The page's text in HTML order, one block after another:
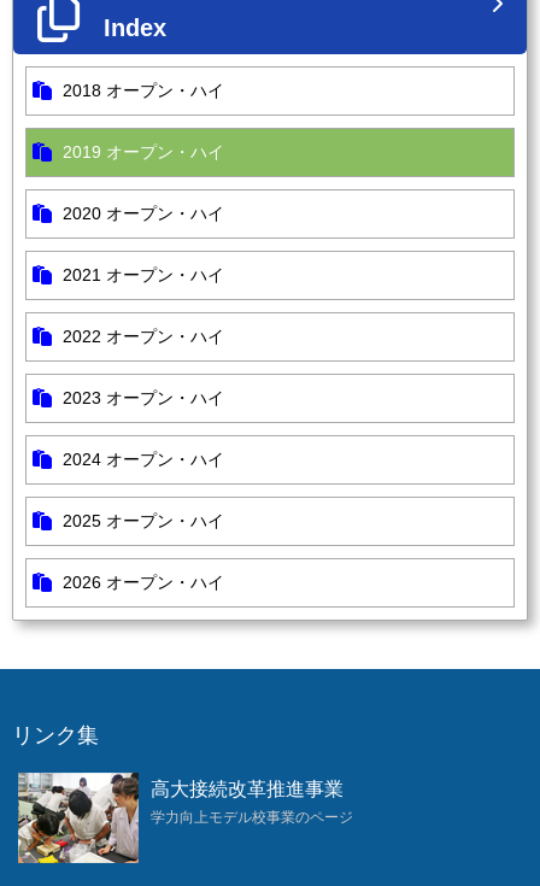
Index
2018 オープン・ハイ
2019 オープン・ハイ
2020 オープン・ハイ
2021 オープン・ハイ
2022 オープン・ハイ
2023 オープン・ハイ
2024 オープン・ハイ
2025 オープン・ハイ
2026 オープン・ハイ
リンク集
高大接続改革推進事業
学力向上モデル校事業のページ